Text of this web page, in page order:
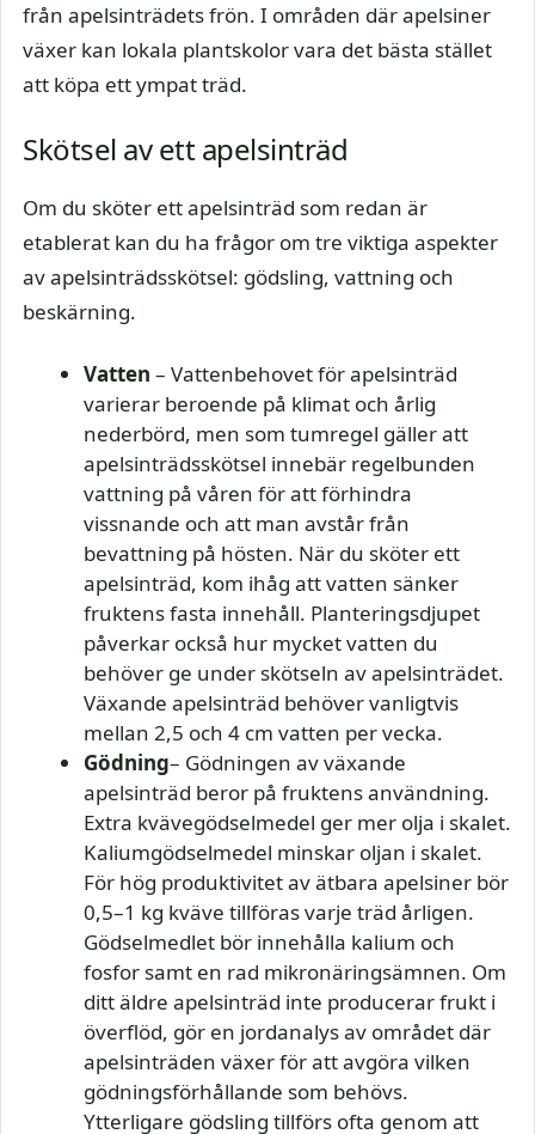
från apelsinträdets frön. I områden där apelsiner
växer kan lokala plantskolor vara det bästa stället
att köpa ett ympat träd.
Skötsel av ett apelsinträd
Om du sköter ett apelsinträd som redan är
etablerat kan du ha frågor om tre viktiga aspekter
av apelsinträdsskötsel: gödsling, vattning och
beskärning.
Vatten – Vattenbehovet för apelsinträd
varierar beroende på klimat och årlig
nederbörd, men som tumregel gäller att
apelsinträdsskötsel innebär regelbunden
vattning på våren för att förhindra
vissnande och att man avstår från
bevattning på hösten. När du sköter ett
apelsinträd, kom ihåg att vatten sänker
fruktens fasta innehåll. Planteringsdjupet
påverkar också hur mycket vatten du
behöver ge under skötseln av apelsinträdet.
Växande apelsinträd behöver vanligtvis
mellan 2,5 och 4 cm vatten per vecka.
Gödning– Gödningen av växande
apelsinträd beror på fruktens användning.
Extra kvävegödselmedel ger mer olja i skalet.
Kaliumgödselmedel minskar oljan i skalet.
För hög produktivitet av ätbara apelsiner bör
0,5–1 kg kväve tillföras varje träd årligen.
Gödselmedlet bör innehålla kalium och
fosfor samt en rad mikronäringsämnen. Om
ditt äldre apelsinträd inte producerar frukt i
överflöd, gör en jordanalys av området där
apelsinträden växer för att avgöra vilken
gödningsförhållande som behövs.
Ytterligare gödsling tillförs ofta genom att